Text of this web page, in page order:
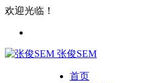
欢迎光临！
张俊SEM
首页